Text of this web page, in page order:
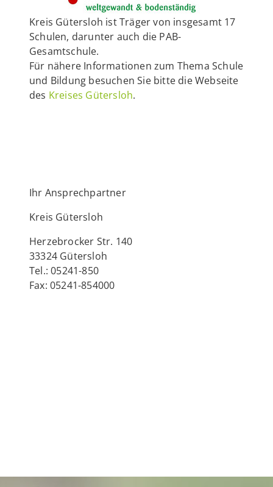
Kreis Gütersloh ist Träger von insgesamt 17
Schulen, darunter auch die PAB-
Gesamtschule.
Für nähere Informationen zum Thema Schule
und Bildung besuchen Sie bitte die Webseite
des Kreises Gütersloh.
Ihr Ansprechpartner
Kreis Gütersloh
Herzebrocker Str. 140
33324 Gütersloh
Tel.: 05241-850
Fax: 05241-854000